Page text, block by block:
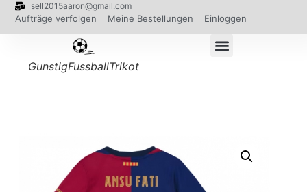
sell2015aaron@gmail.com
Aufträge verfolgen Meine Bestellungen Einloggen
GunstigFussballTrikot